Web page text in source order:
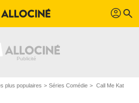
profil search
plus populaires Séries Comédie Call Me Kat